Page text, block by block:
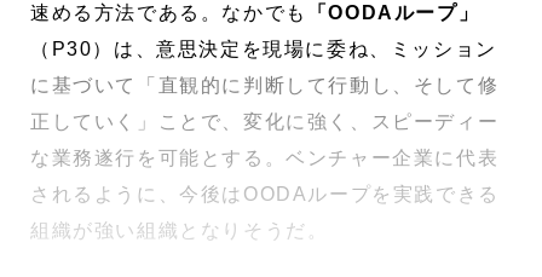
速める方法である。なかでも
「OODAループ」
（P30）は、意思決定を現場に委ね、ミッション
に基づいて「直観的に判断して行動し、そして修
正していく」ことで、変化に強く、スピーディー
な業務遂行を可能とする。ベンチャー企業に代表
されるように、今後はOODAループを実践できる
組織が強い組織となりそうだ。